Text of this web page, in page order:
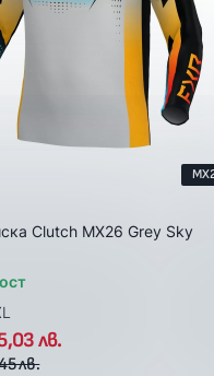
Clutch MX26 Grey Sky
лв.
лв.